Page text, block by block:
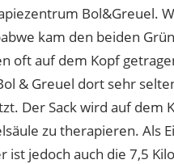
Bol&Greuel.
kam den beiden
oft auf dem Kopf
& Greuel dort sehr
Der Sack wird auf dem
zu therapieren. Als
ist jedoch auch die 7,5